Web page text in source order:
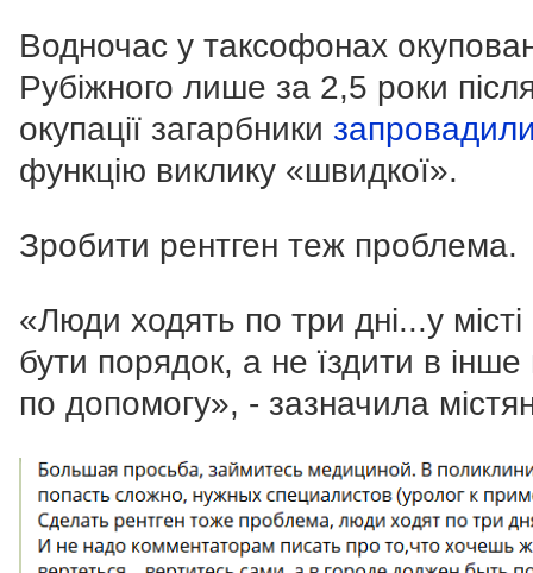
Водночас у таксофонах
Рубіжного лише за 2,5 роки
окупації загарбники
функцію виклику «швидкої».
Зробити рентген теж проблема.
«Люди ходять по три дні...у
бути порядок, а не їздити в інше
по допомогу», - зазначила